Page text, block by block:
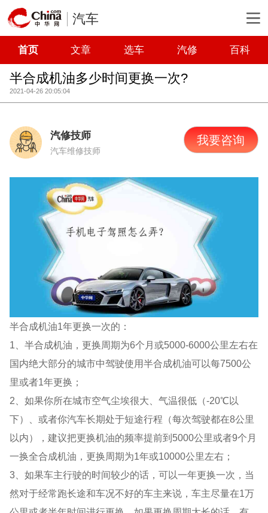
汽车
首页 文章 选车 汽修 百科
半合成机油多少时间更换一次?
2021-04-26 20:05:04
汽修技师
汽车维修技师
我要咨询
半合成机油1年更换一次的：
1、半合成机油，更换周期为6个月或5000-6000公里左右在
国内绝大部分的城市中驾驶使用半合成机油可以每7500公
里或者1年更换；
2、如果你所在城市空气尘埃很大、气温很低（-20℃以
下）、或者你汽车长期处于短途行程（每次驾驶都在8公里
以内），建议把更换机油的频率提前到5000公里或者9个月
一换全合成机油，更换周期为1年或10000公里左右；
3、如果车主行驶的时间较少的话，可以一年更换一次，当
然对于经常跑长途和车况不好的车主来说，车主尽量在1万